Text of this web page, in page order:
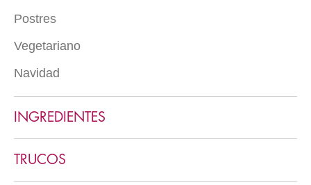
Tartas saladas y creppes
De vaso
Entrantes veritas
Ensaladas veritas
Postres
Pasteles, tartas y cupcakes
Postres en vaso
Vegetariano
Varios vegetarianos
Navidad
Menú clásico
INGREDIENTES
TRUCOS